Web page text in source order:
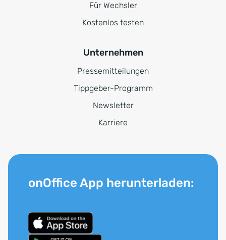
Für Wechsler
Kostenlos testen
Unternehmen
Pressemitteilungen
Tippgeber-Programm
Newsletter
Karriere
onOffice App herunterladen: